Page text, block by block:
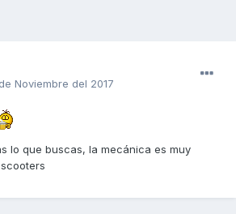
Noviembre del 2017
lo que buscas, la mecánica es muy